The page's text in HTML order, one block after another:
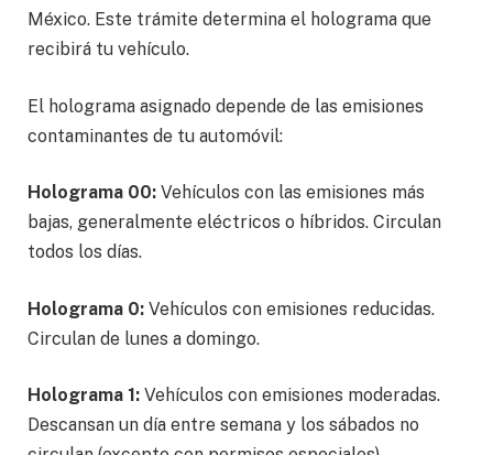
México. Este trámite determina el holograma que
recibirá tu vehículo.
El holograma asignado depende de las emisiones
contaminantes de tu automóvil:
Holograma 00: Vehículos con las emisiones más
bajas, generalmente eléctricos o híbridos. Circulan
todos los días.
Holograma 0: Vehículos con emisiones reducidas.
Circulan de lunes a domingo.
Holograma 1: Vehículos con emisiones moderadas.
Descansan un día entre semana y los sábados no